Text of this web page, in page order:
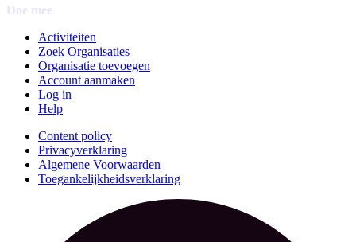
Doe mee
Activiteiten
Zoek Organisaties
Organisatie toevoegen
Account aanmaken
Log in
Help
Content policy
Privacyverklaring
Algemene Voorwaarden
Toegankelijkheidsverklaring